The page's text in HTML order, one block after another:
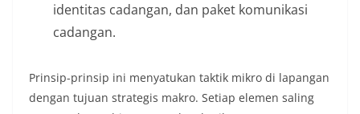
identitas cadangan, dan paket komunikasi
cadangan.
Prinsip-prinsip ini menyatukan taktik mikro di lapangan
dengan tujuan strategis makro. Setiap elemen saling